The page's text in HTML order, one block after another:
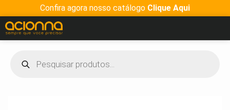
Confira agora nosso catálogo Clique Aqui